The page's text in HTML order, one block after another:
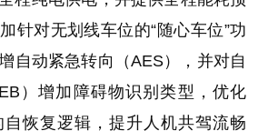
针对无划线车位的“随心车位”功
自动紧急转向（AES），并对自
）增加障碍物识别类型，优化
自恢复逻辑，提升人机共驾流畅